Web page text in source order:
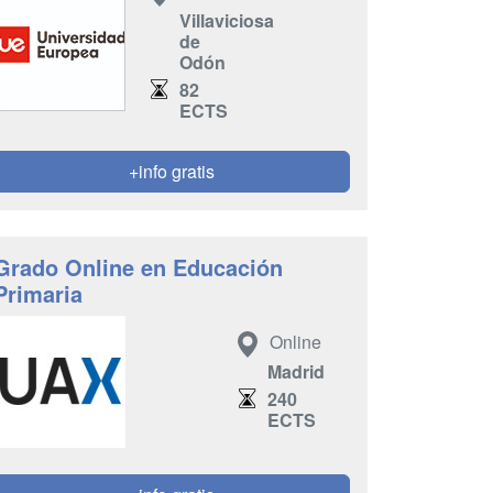
Villaviciosa
de
Odón
82
ECTS
+info gratis
Online en Educación
Online
Madrid
240
ECTS